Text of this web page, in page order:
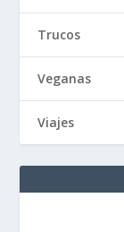
Trucos
Veganas
Viajes